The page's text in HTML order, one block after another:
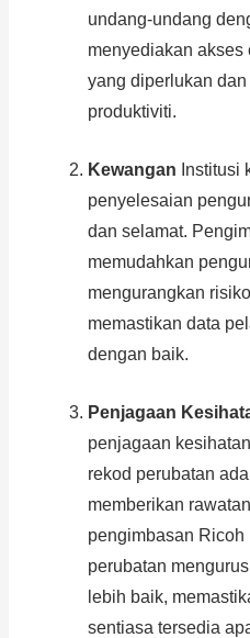
undang-undang
menyediakan akses
yang diperlukan
produktiviti.
Kewangan Institusi
penyelesaian
dan selamat.
memudahkan
mengurangkan
memastikan data
dengan baik.
Penjagaan
penjagaan
rekod perubatan
memberikan
pengimbasan Ricoh
perubatan
lebih baik,
sentiasa tersedia